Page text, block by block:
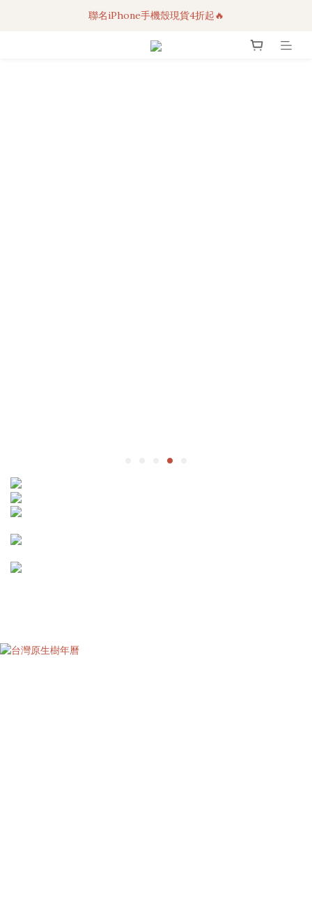
3C科技好物｜任選2件95折！
聯名iPhone手機殼現貨4折起🔥
超人氣聯名自動傘任2件9折！